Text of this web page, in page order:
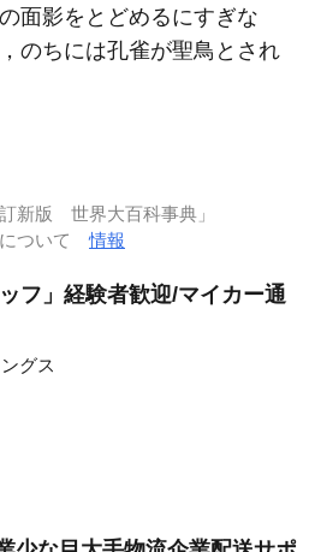
面影をとどめるにすぎな
のちには孔雀が聖鳥とされ
新版 世界大百科事典」
について情報
フ」経験者歓迎/マイカー通
グス